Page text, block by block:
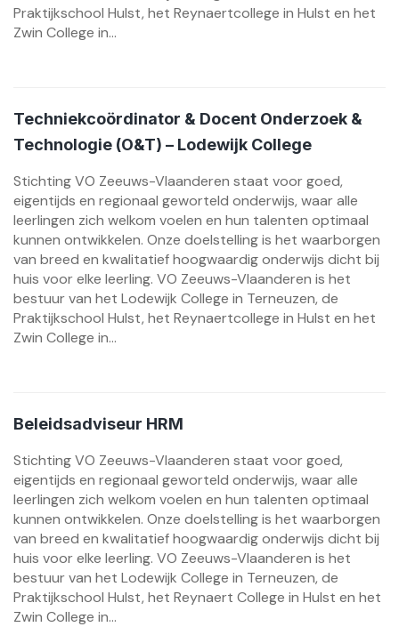
Praktijkschool Hulst, het Reynaertcollege in Hulst en het
Zwin College in...
Techniekcoördinator & Docent Onderzoek &
Technologie (O&T) – Lodewijk College
Stichting VO Zeeuws-Vlaanderen staat voor goed,
eigentijds en regionaal geworteld onderwijs, waar alle
leerlingen zich welkom voelen en hun talenten optimaal
kunnen ontwikkelen. Onze doelstelling is het waarborgen
van breed en kwalitatief hoogwaardig onderwijs dicht bij
huis voor elke leerling. VO Zeeuws-Vlaanderen is het
bestuur van het Lodewijk College in Terneuzen, de
Praktijkschool Hulst, het Reynaertcollege in Hulst en het
Zwin College in...
Beleidsadviseur HRM
Stichting VO Zeeuws-Vlaanderen staat voor goed,
eigentijds en regionaal geworteld onderwijs, waar alle
leerlingen zich welkom voelen en hun talenten optimaal
kunnen ontwikkelen. Onze doelstelling is het waarborgen
van breed en kwalitatief hoogwaardig onderwijs dicht bij
huis voor elke leerling. VO Zeeuws-Vlaanderen is het
bestuur van het Lodewijk College in Terneuzen, de
Praktijkschool Hulst, het Reynaert College in Hulst en het
Zwin College in...